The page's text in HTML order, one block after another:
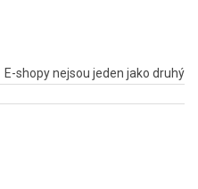
E-shopy nejsou jeden jako druhý